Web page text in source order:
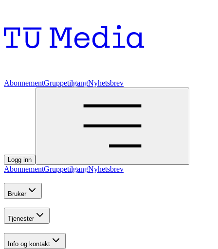
AbonnementGruppetilgangNyhetsbrev
Logg inn
AbonnementGruppetilgangNyhetsbrev
Bruker
Tjenester
Info og kontakt